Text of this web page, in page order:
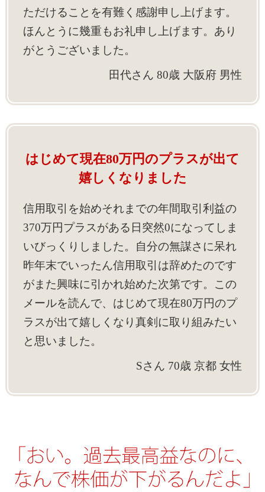
ただけることを有難く感謝申し上げます。
ほんとうに幾重もお礼申し上げます。あり
がとうございました。
田代さん 80歳 大阪府 男性
はじめて現在80万円のプラスが出て
嬉しくなりました
信用取引を始めそれまでの年間取引利益の
370万円プラスがある日突然0になってしま
いびっくりしました。自分の無謀さに呆れ
昨年末でいったん信用取引は辞めたのです
がまた興味に引かれ始めた次第です。この
メールを読んで、はじめて現在80万円のプ
ラスが出て嬉しくなり真剣に取り組みたい
と思いました。
Sさん 70歳 京都 女性